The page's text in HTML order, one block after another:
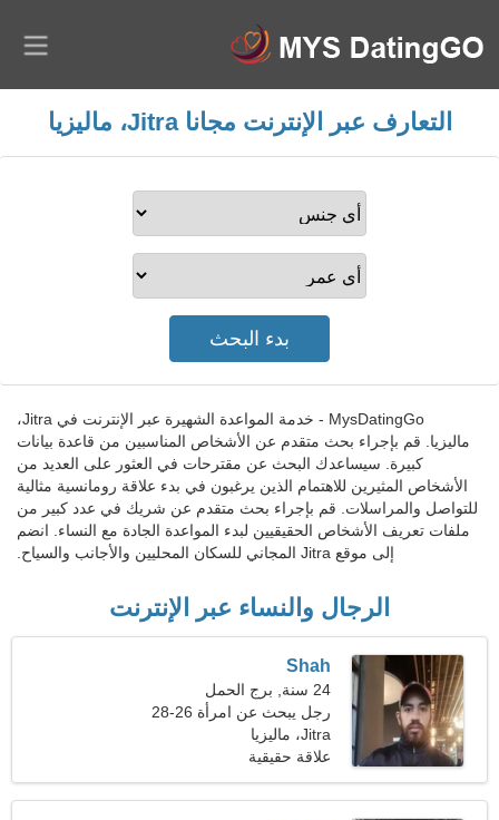
التعارف عبر الإنترنت مجانا Jitra، ماليزيا
MysDatingGo - خدمة المواعدة الشهيرة عبر الإنترنت في Jitra،
ماليزيا. قم بإجراء بحث متقدم عن الأشخاص المناسبين من قاعدة بيانات
كبيرة. سيساعدك البحث عن مقترحات في العثور على العديد من
الأشخاص المثيرين للاهتمام الذين يرغبون في بدء علاقة رومانسية مثالية
للتواصل والمراسلات. قم بإجراء بحث متقدم عن شريك في عدد كبير من
ملفات تعريف الأشخاص الحقيقيين لبدء المواعدة الجادة مع النساء. انضم
إلى موقع Jitra المجاني للسكان المحليين والأجانب والسياح.
الرجال والنساء عبر الإنترنت
Shah
24 سنة, برج الحمل
رجل يبحث عن امرأة 26-28
Jitra، ماليزيا
علاقة حقيقية